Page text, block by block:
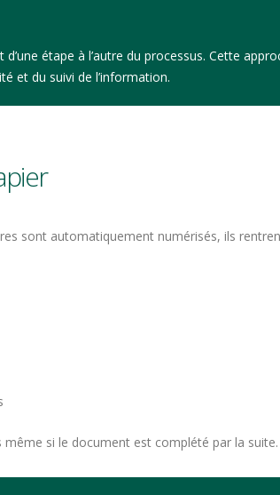
étape à l’autre du processus. Cette
et du suivi de l’information.
sont automatiquement numérisés, ils
si le document est complété par la suite.